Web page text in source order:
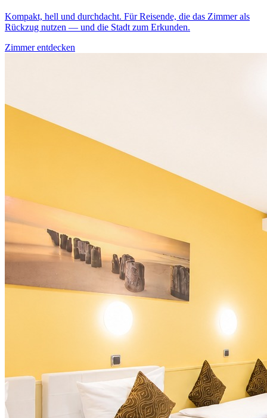
Kompakt, hell und durchdacht. Für Reisende, die das Zimmer als
Rückzug nutzen — und die Stadt zum Erkunden.
Zimmer entdecken